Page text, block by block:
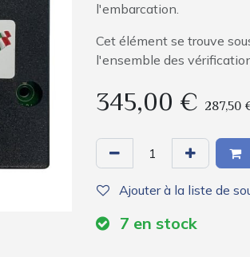
l'embarcation.
Cet élément se trouve
l'ensemble des
345,00 € 287,50
Ajouter à la liste de
7 en stock